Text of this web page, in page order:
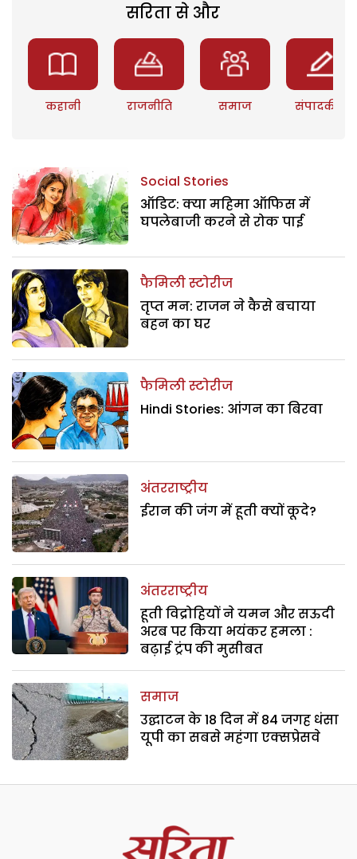
सरिता से और
कहानी राजनीति समाज संपादकीय
Social Stories
ऑडिट: क्या महिमा ऑफिस में
घपलेबाजी करने से रोक पाई
फैमिली स्टोरीज
तृप्त मन: राजन ने कैसे बचाया
बहन का घर
फैमिली स्टोरीज
Hindi Stories: आंगन का बिरवा
अंतरराष्ट्रीय
ईरान की जंग में हूती क्यों कूदे?
अंतरराष्ट्रीय
हूती विद्रोहियों ने यमन और सऊदी
अरब पर किया भयंकर हमला :
बढ़ाई ट्रंप की मुसीबत
समाज
उद्घाटन के 18 दिन में 84 जगह धंसा
यूपी का सबसे महंगा एक्सप्रेसवे